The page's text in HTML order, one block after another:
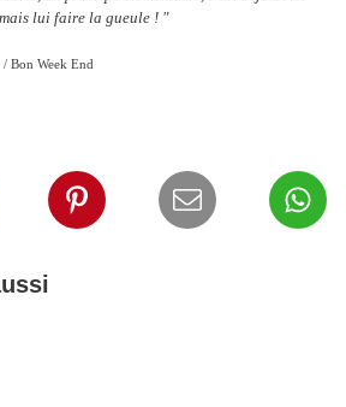
lui faire la gueule ! "
Bon Week End